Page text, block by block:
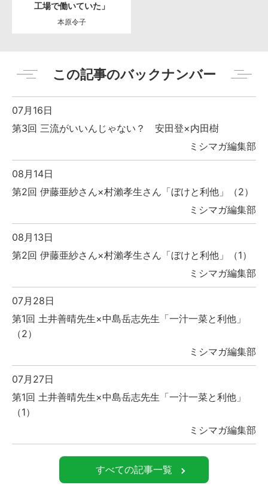
工場で働いていた」
本原令子
この記事のバックナンバー
07月16日
第3回 三流がいいんじゃない？ 安田登×内田樹
ミシマガ編集部
08月14日
第2回 伊藤亜紗さん×村瀨孝生さん「ぼけと利他」（2）
ミシマガ編集部
08月13日
第2回 伊藤亜紗さん×村瀨孝生さん「ぼけと利他」（1）
ミシマガ編集部
07月28日
第1回 土井善晴先生×中島岳志先生「一汁一菜と利他」
（2）
ミシマガ編集部
07月27日
第1回 土井善晴先生×中島岳志先生「一汁一菜と利他」
（1）
ミシマガ編集部
すべての記事一覧